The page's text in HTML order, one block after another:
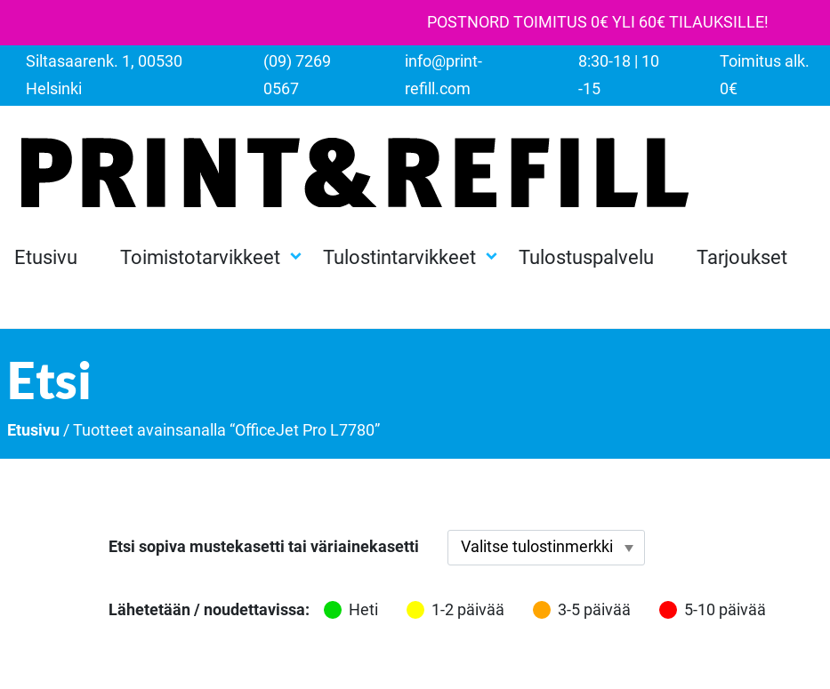
POSTNORD TOIMITUS 0€ YLI 60€ TILAUKSILLE!
Siltasaarenk. 1, 00530
Helsinki
(09) 7269
0567
info@print-
refill.com
8:30-18 | 10
-15
Toimitus alk.
0€
Etusivu Toimistotarvikkeet Tulostintarvikkeet Tulostuspalvelu Tarjoukset
Etsi
Etusivu / Tuotteet avainsanalla “OfficeJet Pro L7780”
Etsi sopiva mustekasetti tai väriainekasetti
Lähetetään / noudettavissa: Heti 1-2 päivää 3-5 päivää 5-10 päivää